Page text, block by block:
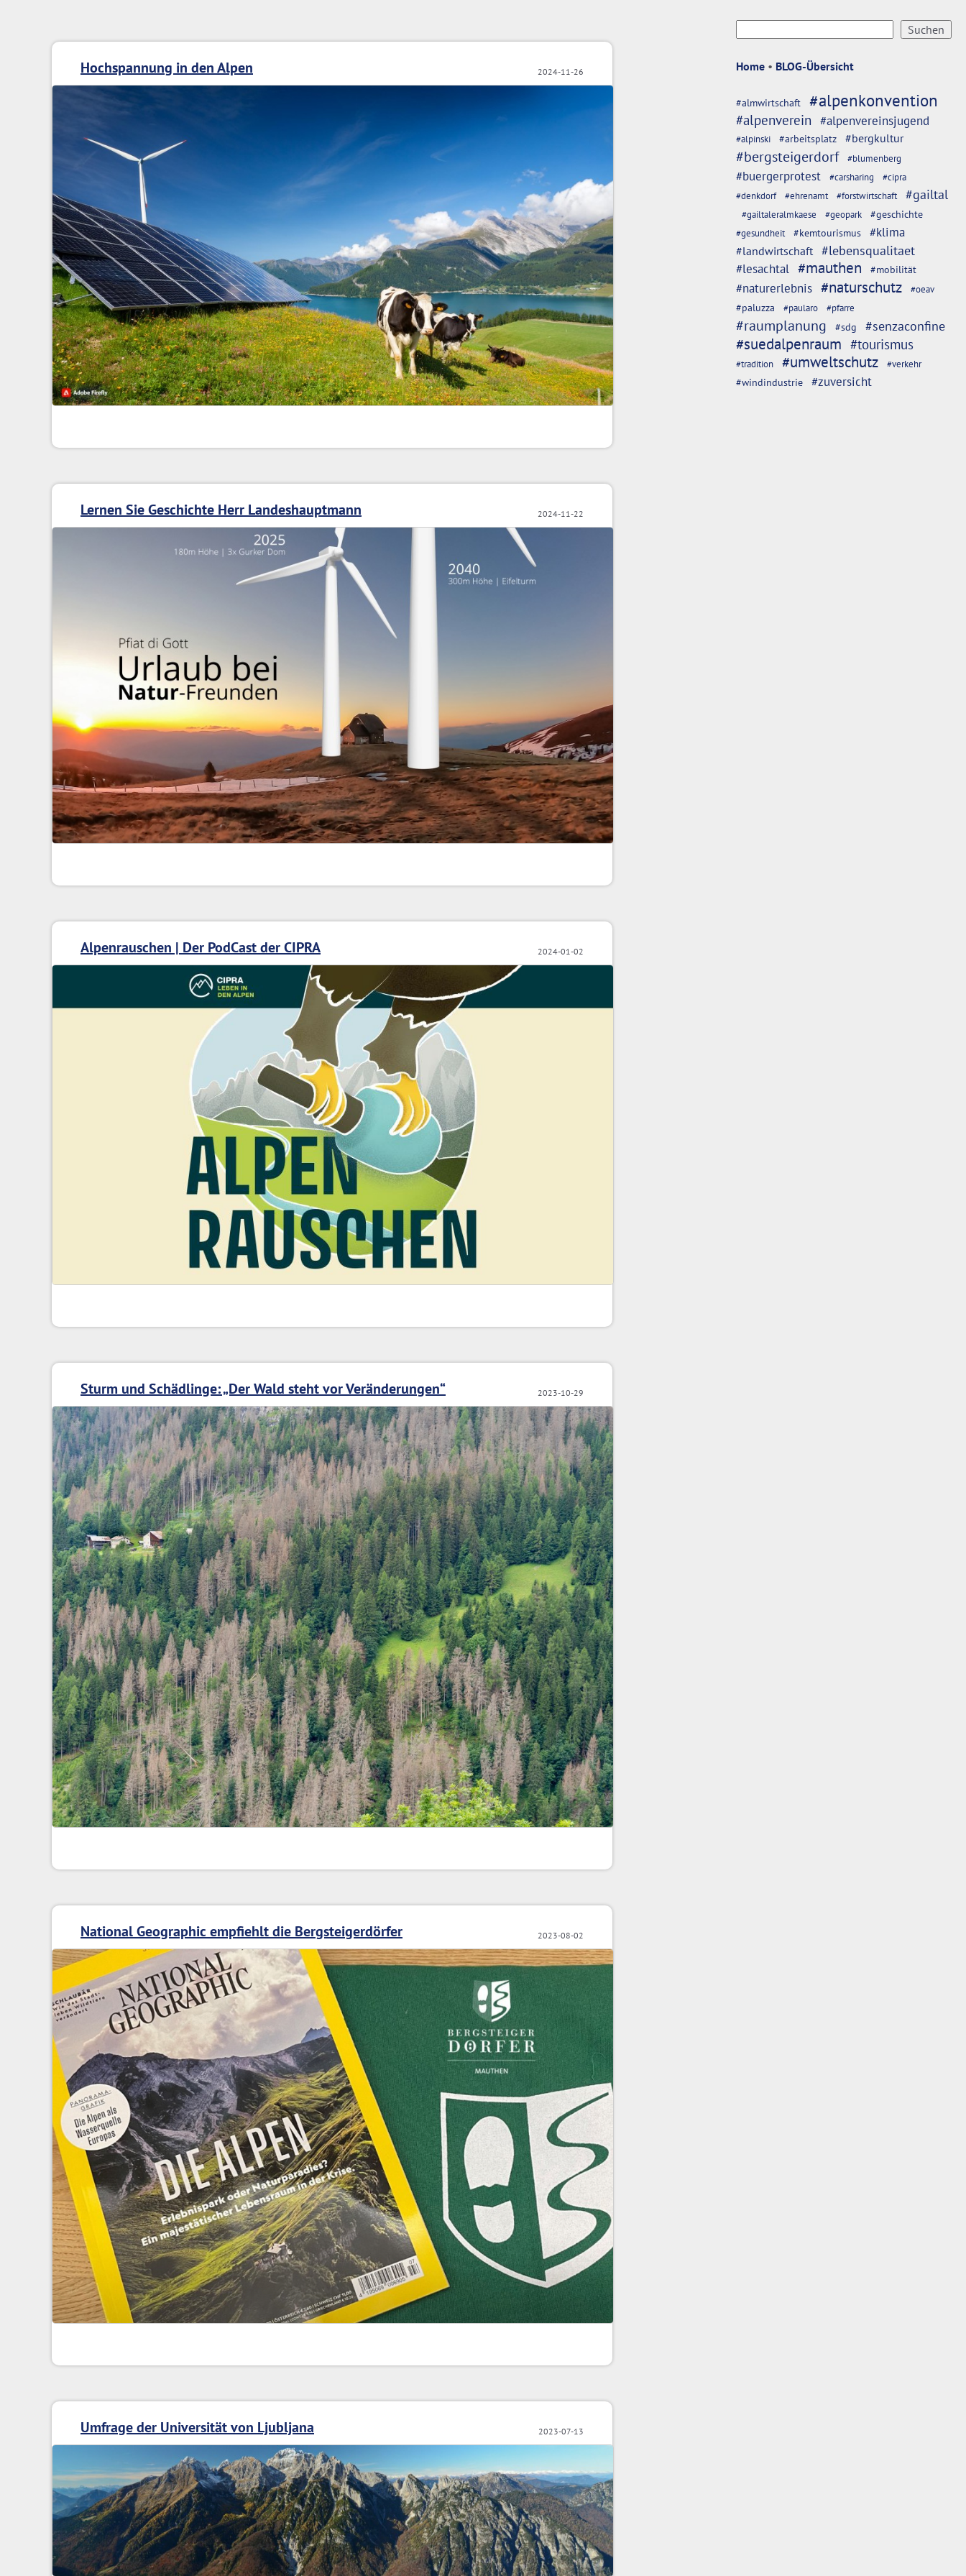
Home • BLOG-Übersicht
#almwirtschaft #alpenkonvention
#alpenverein #alpenvereinsjugend
#alpinski #arbeitsplatz #bergkultur
#bergsteigerdorf #blumenberg
#buergerprotest #carsharing
#cipra
#denkdorf
#ehrenamt #forstwirtschaft #gailtal
#gailtaleralmkaese #geopark #geschichte
#gesundheit #kemtourismus #klima
#landwirtschaft #lebensqualitaet
#lesachtal #mauthen #mobilität
#naturerlebnis #naturschutz #oeav
#paluzza #paularo #pfarre
#raumplanung #sdg #senzaconfine
#suedalpenraum #tourismus
#tradition #umweltschutz #verkehr
#windindustrie #zuversicht
2024-11-26
Hochspannung in den Alpen
2024-11-22
Lernen Sie Geschichte Herr Landeshauptmann
2024-01-02
Alpenrauschen | Der PodCast der CIPRA
2023-10-29
Sturm und Schädlinge: „Der Wald steht vor Veränderungen“
2023-08-02
National Geographic empfiehlt die Bergsteigerdörfer
2023-07-13
Umfrage der Universität von Ljubljana